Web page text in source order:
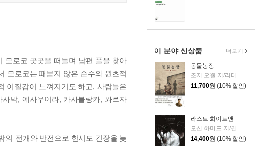
이 분야 신상품
동물농장
조지 오웰 저/리터링크 역
11,700원 (10% 할인)
라스트 화이트맨
모신 하미드 저/권상미 역
14,400원 (10% 할인)
더보기
모로코 곳곳을 떠돌며 남편 폴을 찾아
모로코는 때묻지 않은 순수와 원초적
이질감이 느껴지기도 하고, 사람들은
막, 에사우이라, 카사블랑카, 와르자
의 전개와 반전으로 한시도 긴장을 늦